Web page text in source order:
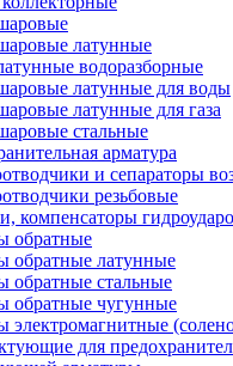
латунные
водоразборные
латунные для воды
латунные для газа
стальные
арматура
и сепараторы
резьбовые
компенсаторы
обратные
обратные латунные
обратные стальные
обратные чугунные
электромагнитные
для